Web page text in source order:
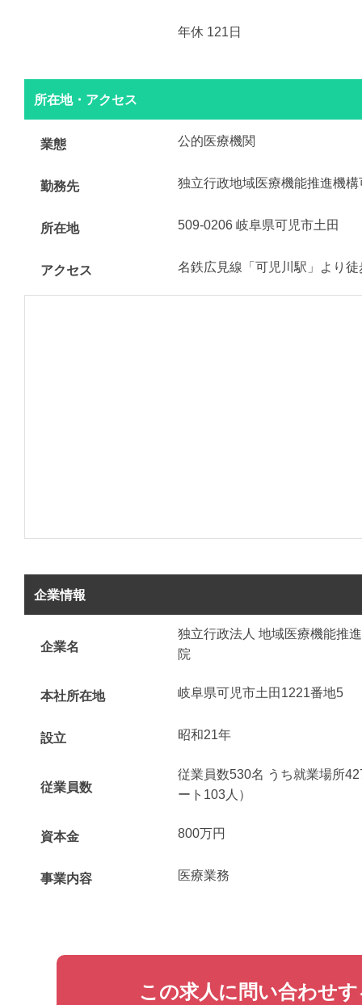
年休 121日
所在地・アクセス
業態 公的医療機関
勤務先 独立行政地域医療機能推進機
所在地 509-0206 岐阜県可児市土田
アクセス 名鉄広見線「可児川駅」より
企業情報
企業名
独立行政法人 地域医療機能推
院
本社所在地 岐阜県可児市土田1221番地5
設立 昭和21年
従業員数
従業員数530名 うち就業場所
ート103人）
資本金 800万円
事業内容 医療業務
この求人に問い合わせ